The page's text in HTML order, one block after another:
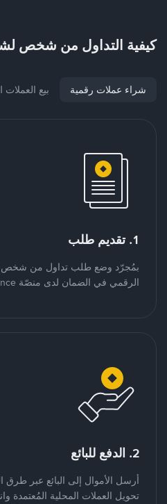
كيفية التداول من شخص
شراء عملات رقمية بيع العملات
1. تقديم طلب
بمُجرّد وضع طلب تداول من
الرقمي في الضمان لدى منصّة Binance من شخص لشخص.
2. الدفع للبائع
أرسل الأموال إلى البائع عبر طرق
تحويل العملات المحلية المُعتمدة